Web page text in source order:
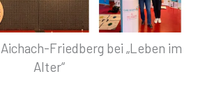
Aichach-Friedberg bei „Leben im
Alter“